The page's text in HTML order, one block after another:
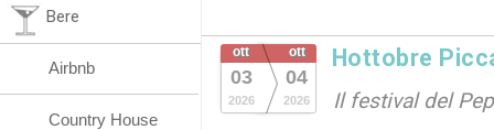
ott
03
2026
ott
04
2026
Hottobre
Il festival del
Bere
Airbnb
Country House